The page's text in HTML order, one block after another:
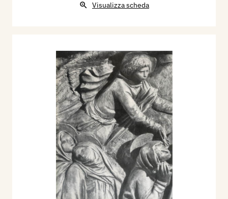
Visualizza scheda